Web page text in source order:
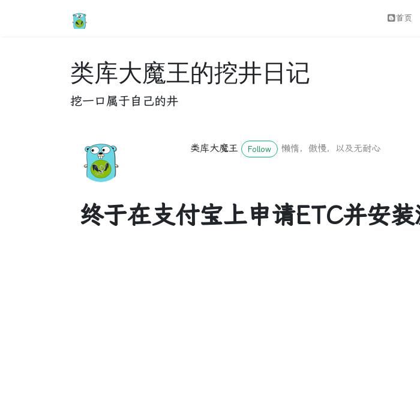
首页
类库大魔王的挖井日记
挖一口属于自己的井
类库大魔王 Follow 懒惰，傲慢，以及无耐心
终于在支付宝上申请ETC并安